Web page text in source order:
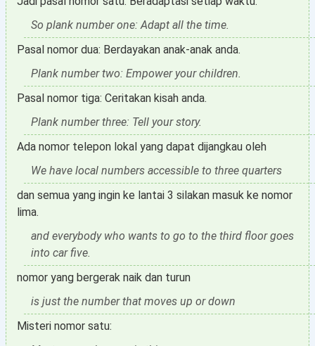
So plank number one: Adapt all the time.
Pasal nomor dua: Berdayakan anak-anak anda.
Plank number two: Empower your children.
Pasal nomor tiga: Ceritakan kisah anda.
Plank number three: Tell your story.
Ada nomor telepon lokal yang dapat dijangkau oleh
We have local numbers accessible to three quarters
dan semua yang ingin ke lantai 3 silakan masuk ke nomor
lima.
and everybody who wants to go to the third floor goes
into car five.
nomor yang bergerak naik dan turun
is just the number that moves up or down
Misteri nomor satu: